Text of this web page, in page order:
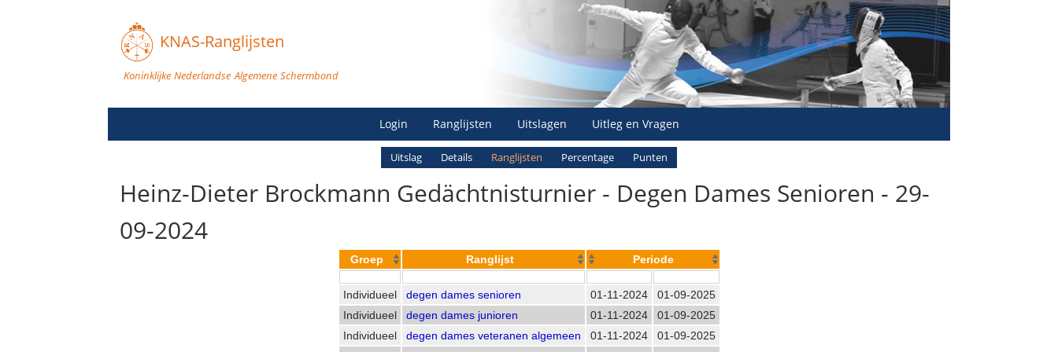
KNAS-Ranglijsten
Koninklijke Nederlandse Algemene Schermbond
Login Ranglijsten Uitslagen Uitleg en Vragen
Uitslag Details Ranglijsten Percentage Punten
Heinz-Dieter Brockmann Gedächtnisturnier - Degen Dames Senioren - 29-
09-2024
Groep Ranglijst Periode
Individueel degen dames senioren 01-11-2024
01-09-2025
Individueel
degen dames junioren 01-11-2024
01-09-2025
Individueel
degen dames veteranen algemeen 01-11-2024
01-09-2025